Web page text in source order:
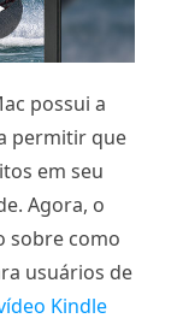
possui a
permitir que
em seu
Agora, o
sobre como
usuários de
Kindle